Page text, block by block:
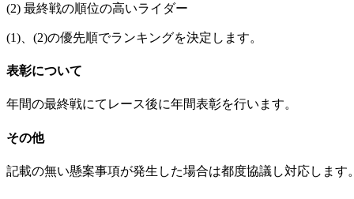
(2) 最終戦の順位の高いライダー
(1)、(2)の優先順でランキングを決定します。
表彰について
年間の最終戦にてレース後に年間表彰を行います。
その他
記載の無い懸案事項が発生した場合は都度協議し対応します